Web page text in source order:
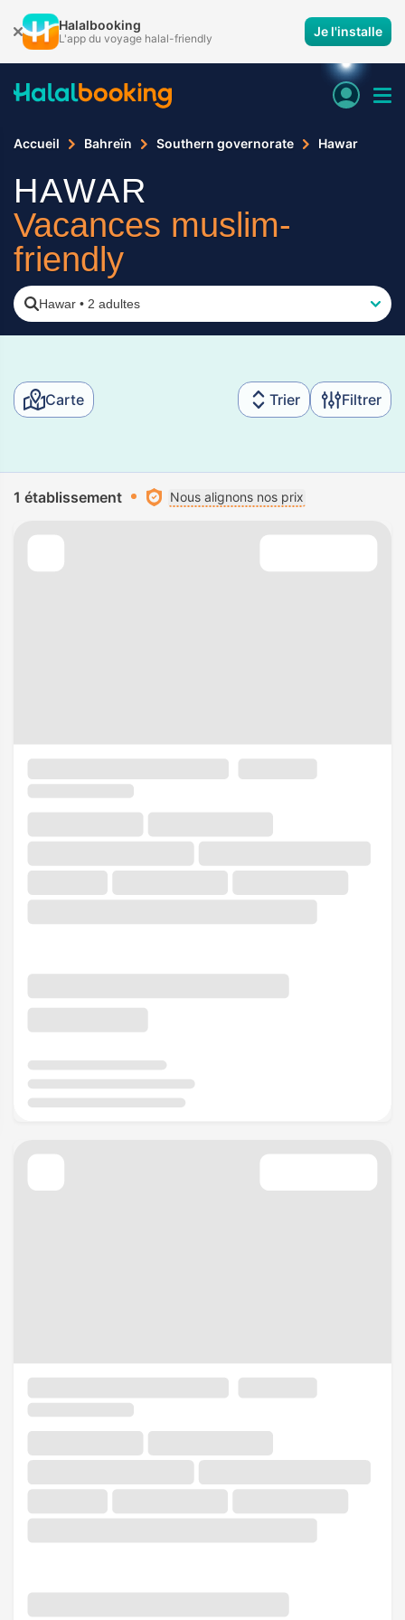
Halalbooking
L'app du voyage halal-friendly Je l'installe
Accueil Bahreïn Southern governorate Hawar
HAWAR
Vacances muslim-
friendly
Hawar • 2 adultes
Carte Trier Filtrer
1 établissement Nous alignons nos prix